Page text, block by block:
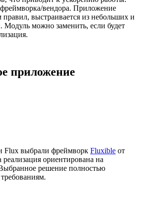
вендора. Приложение
правил, выстраивается из небольших и
Модуль можно заменить, если будет
приложение
Flux выбрали фреймворк Fluxible от
ориентирована на
решение полностью